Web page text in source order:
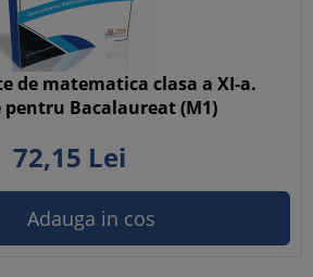
de matematica clasa a XI-a.
pentru Bacalaureat (M1)
72,15 Lei
Adauga in cos